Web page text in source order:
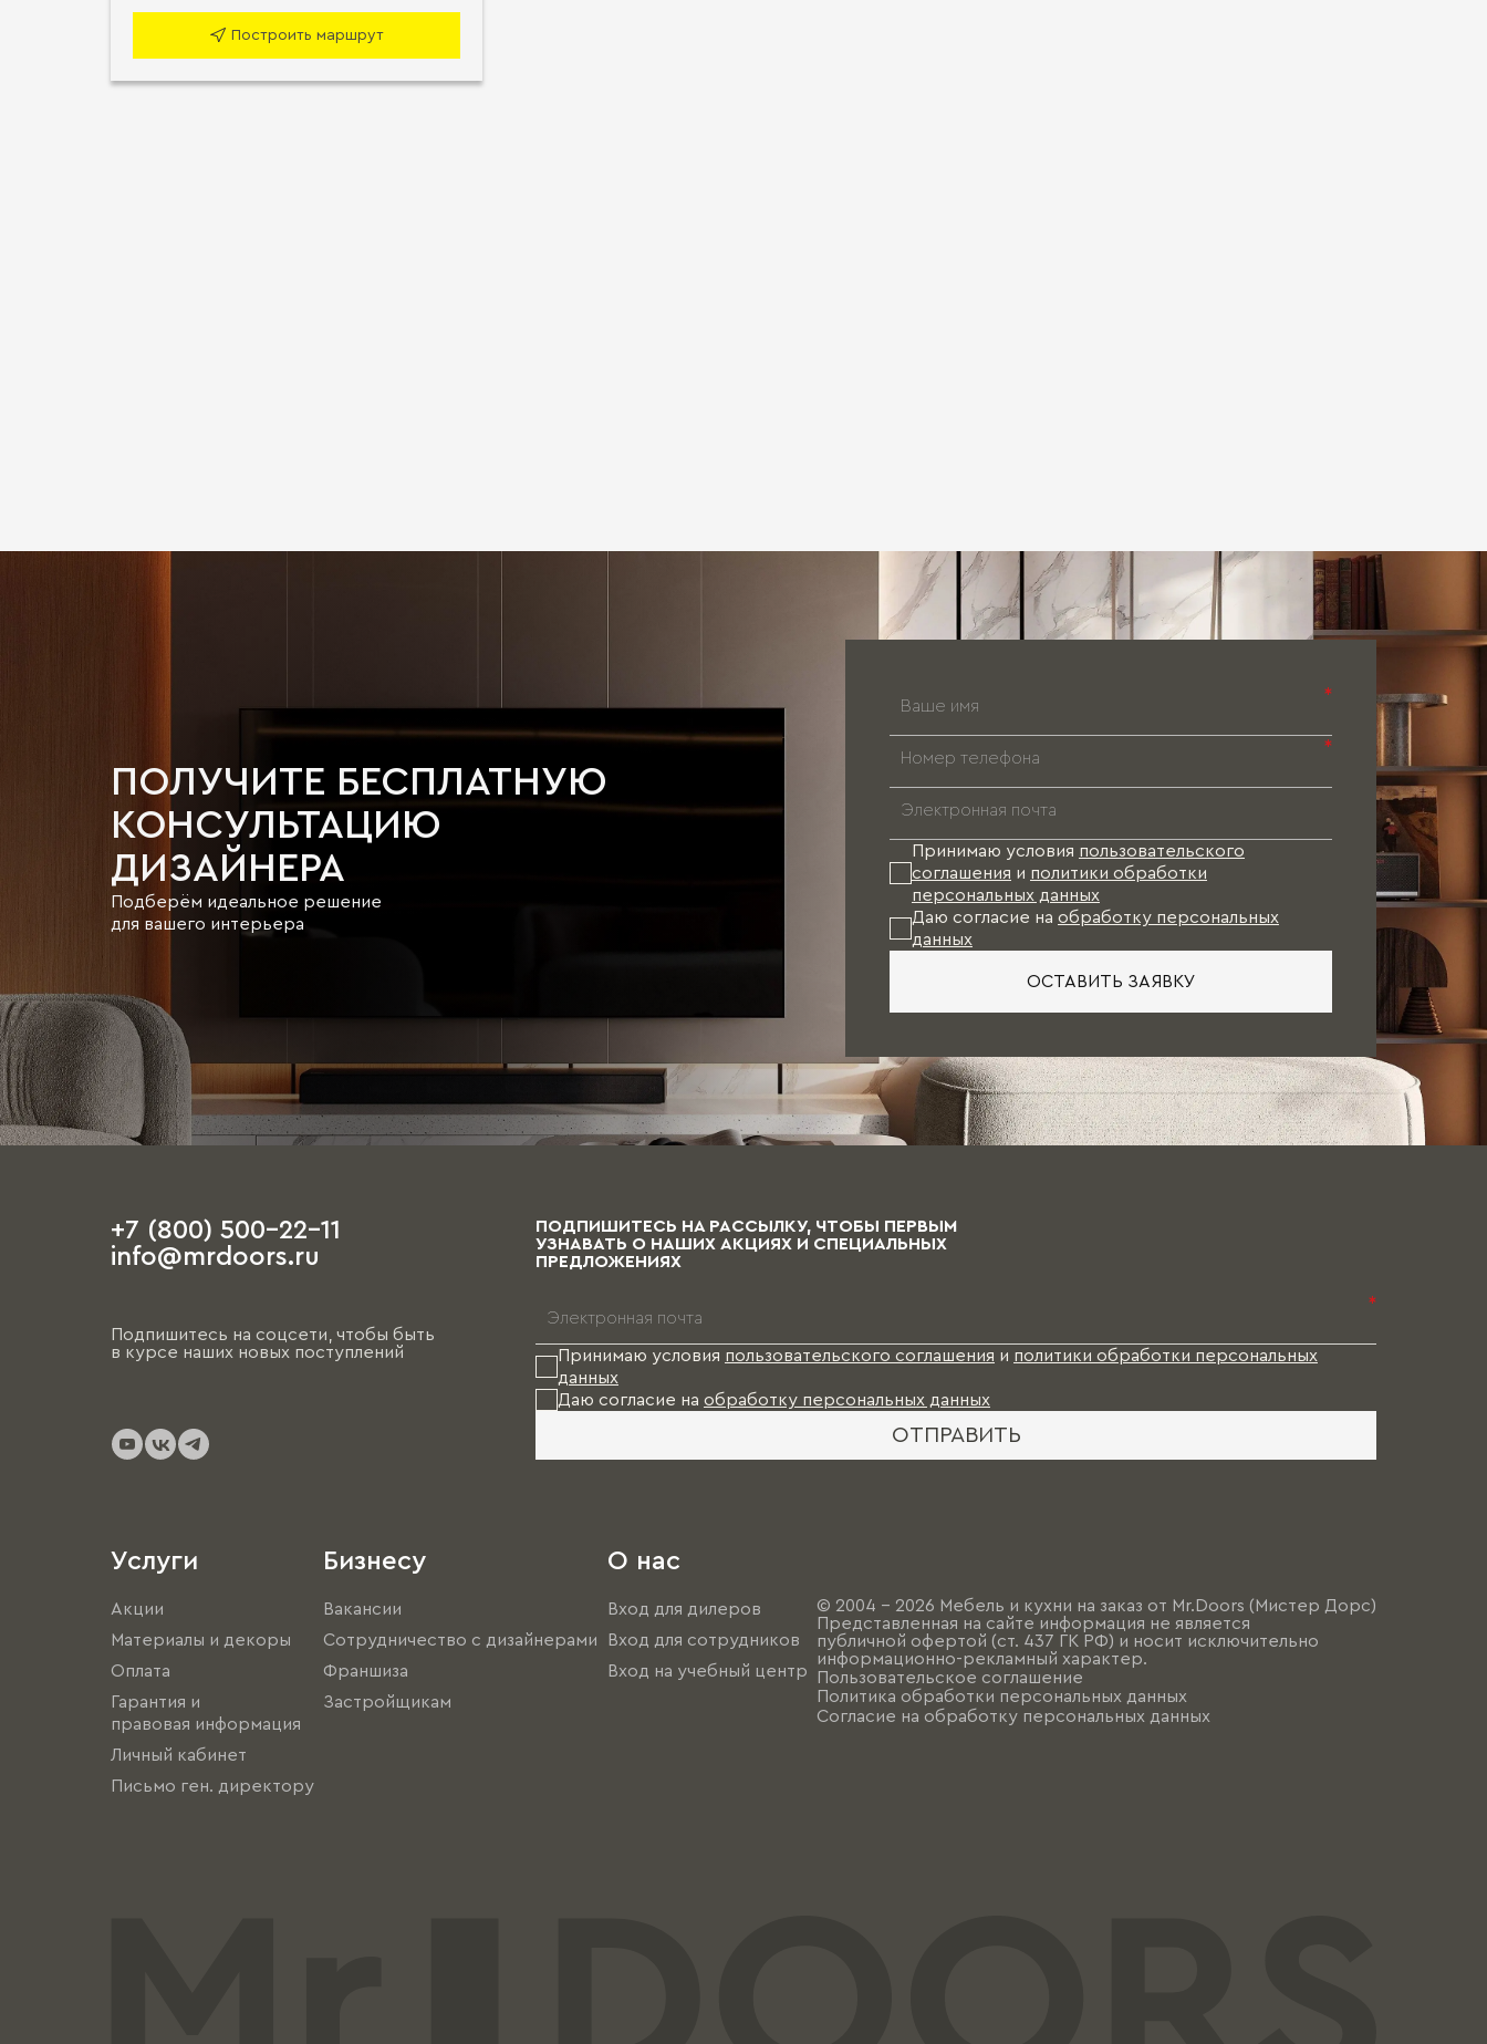
Построить маршрут
ПОЛУЧИТЕ БЕСПЛАТНУЮ
КОНСУЛЬТАЦИЮ
ДИЗАЙНЕРА
Подберём идеальное решение
для вашего интерьера
*
*
Принимаю условия пользовательского
соглашения и политики обработки
персональных данных
Даю согласие на обработку персональных
данных
ОСТАВИТЬ ЗАЯВКУ
+7 (800) 500-22-11
info@mrdoors.ru
Подпишитесь на соцсети, чтобы быть
в курсе наших новых поступлений
ПОДПИШИТЕСЬ НА РАССЫЛКУ, ЧТОБЫ ПЕРВЫМ
УЗНАВАТЬ О НАШИХ АКЦИЯХ И СПЕЦИАЛЬНЫХ
ПРЕДЛОЖЕНИЯХ
*
Принимаю условия пользовательского соглашения и политики обработки персональных
данных
Даю согласие на обработку персональных данных
ОТПРАВИТЬ
Услуги
Акции
Материалы и декоры
Оплата
Гарантия и
правовая информация
Личный кабинет
Письмо ген. директору
Бизнесу
Вакансии
Сотрудничество с дизайнерами
Франшиза
Застройщикам
О нас
Вход для дилеров
Вход для сотрудников
Вход на учебный центр
© 2004 - 2026 Мебель и кухни на заказ от Mr.Doors (Мистер Дорс)
Представленная на сайте информация не является
публичной офертой (ст. 437 ГК РФ) и носит исключительно
информационно-рекламный характер.
Пользовательское соглашение
Политика обработки персональных данных
Согласие на обработку персональных данных